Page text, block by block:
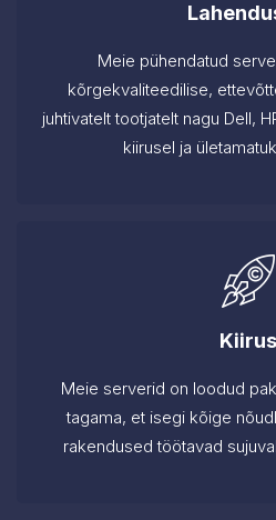
Meie pühendatud
kõrgekvaliteedilise,
juhtivatelt tootjatelt nagu Dell,
kiirusel ja
Kiirus
Meie serverid on loodud
tagama, et isegi kõige
rakendused töötavad